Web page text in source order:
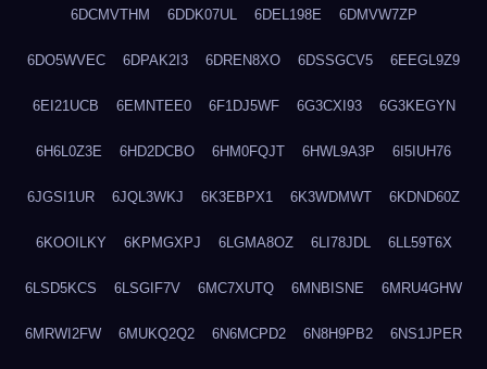
6DCMVTHM 6DDK07UL 6DEL198E 6DMVW7ZP
6DO5WVEC 6DPAK2I3 6DREN8XO 6DSSGCV5 6EEGL9Z9
6EI21UCB 6EMNTEE0 6F1DJ5WF 6G3CXI93 6G3KEGYN
6H6L0Z3E 6HD2DCBO 6HM0FQJT 6HWL9A3P 6I5IUH76
6JGSI1UR 6JQL3WKJ 6K3EBPX1 6K3WDMWT 6KDND60Z
6KOOILKY 6KPMGXPJ 6LGMA8OZ 6LI78JDL 6LL59T6X
6LSD5KCS 6LSGIF7V 6MC7XUTQ 6MNBISNE 6MRU4GHW
6MRWI2FW 6MUKQ2Q2 6N6MCPD2 6N8H9PB2 6NS1JPER